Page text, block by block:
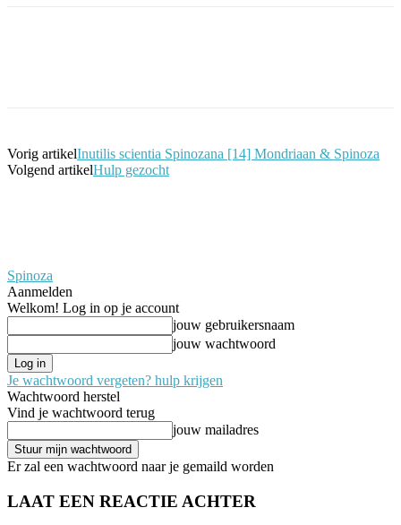
Vorig artikelInutilis scientia Spinozana [14] Mondriaan & Spinoza
Volgend artikelHulp gezocht
Spinoza
Aanmelden
Welkom! Log in op je account
jouw gebruikersnaam
jouw wachtwoord
Je wachtwoord vergeten? hulp krijgen
Wachtwoord herstel
Vind je wachtwoord terug
jouw mailadres
Er zal een wachtwoord naar je gemaild worden
LAAT EEN REACTIE ACHTER